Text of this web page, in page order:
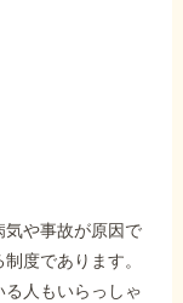
気や事故が原因で
度であります。
人もいらっしゃ